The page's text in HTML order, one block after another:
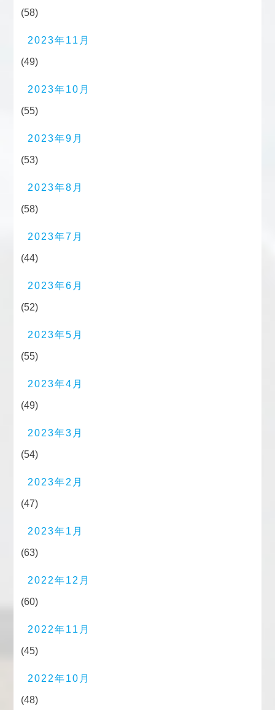
(58)
2023年11月
(49)
2023年10月
(55)
2023年9月
(53)
2023年8月
(58)
2023年7月
(44)
2023年6月
(52)
2023年5月
(55)
2023年4月
(49)
2023年3月
(54)
2023年2月
(47)
2023年1月
(63)
2022年12月
(60)
2022年11月
(45)
2022年10月
(48)